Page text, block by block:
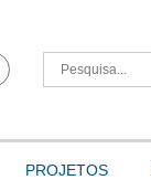
PROJETOS